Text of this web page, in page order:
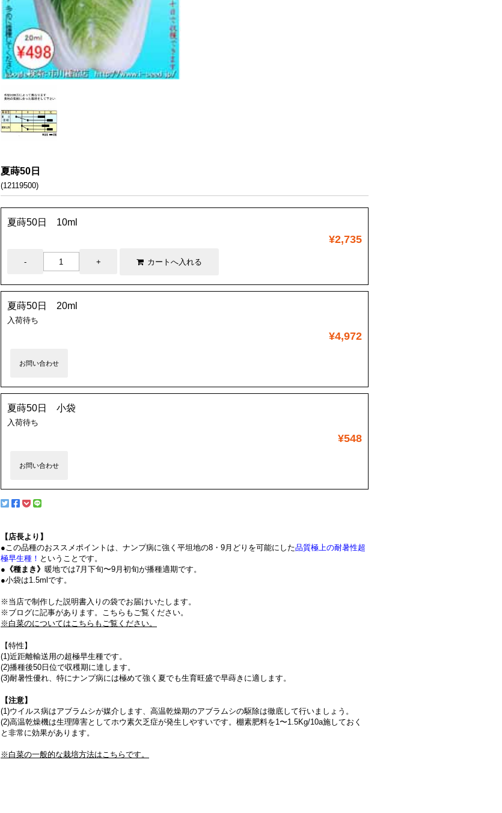
夏蒔50日
(12119500)
夏蒔50日 10ml
¥2,735
夏蒔50日 20ml
入荷待ち
¥4,972
お問い合わせ
夏蒔50日 小袋
入荷待ち
¥548
お問い合わせ
【店長より】
●この品種のおススメポイントは、ナンプ病に強く平坦地の8・9月どりを可能にした品質極上の耐暑性超
極早生種！ ということです。
● 《種まき》 暖地では7月下旬〜9月初旬が播種適期です。
●小袋は1.5mlです。
※当店で制作した説明書入りの袋でお届けいたします。
※ブログに記事があります。こちらもご覧ください。
※白菜のについてはこちらもご覧ください。
【特性】
(1)近距離輸送用の超極早生種です。
(2)播種後50日位で収穫期に達します。
(3)耐暑性優れ、特にナンプ病には極めて強く夏でも生育旺盛で早蒔きに適します。
【注意】
(1)ウイルス病はアブラムシが媒介します、高温乾燥期のアブラムシの駆除は徹底して行いましょう。
(2)高温乾燥機は生理障害としてホウ素欠乏症が発生しやすいです。棚素肥料を1〜1.5Kg/10a施しておく
と非常に効果があります。
※白菜の一般的な栽培方法はこちらです。